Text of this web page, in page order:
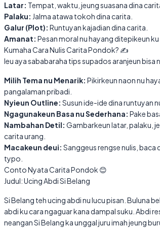
Latar: Tempat, waktu, jeung suasana dina
Palaku: Jalma atawa tokoh dina carita.
Galur (Plot): Runtuyan kajadian dina carita.
Amanat: Pesan moral nu hayang ditepikeun ku
Kumaha Cara Nulis Carita Pondok? ✍️
Ieu aya sababaraha tips supados aranjeun
Milih Tema nu Menarik: Pikirkeun naon nu
pangalaman pribadi.
Nyieun Outline: Susun ide-ide dina runtuyan
Ngagunakeun Basa nu Sederhana: Pake
Nambahan Detil: Gambarkeun latar, palaku,
carita urang.
Macakeun deui: Sanggeus rengse nulis, baca
typo.
Conto Nyata Carita Pondok 😊
Judul: Ucing Abdi Si Belang
Si Belang teh ucing abdi nu lucu pisan. Buluna
abdi ku cara ngaguar kana dampal suku. Abdi
neangan Si Belang ka unggal juru imah jeung